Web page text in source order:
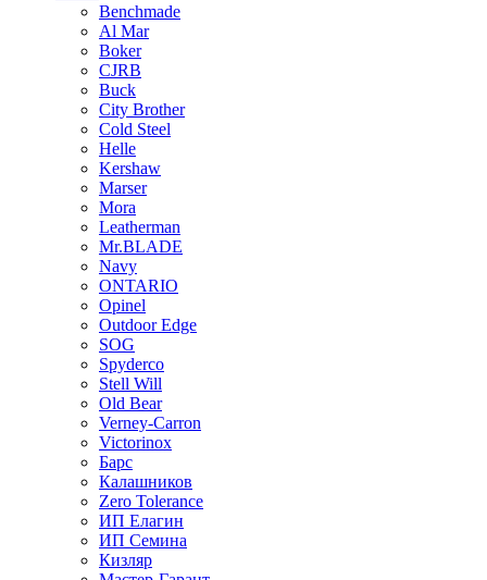
Benchmade
Al Mar
Boker
CJRB
Buck
City Brother
Cold Steel
Helle
Kershaw
Marser
Mora
Leatherman
Mr.BLADE
Navy
ONTARIO
Opinel
Outdoor Edge
SOG
Spyderco
Stell Will
Old Bear
Verney-Carron
Victorinox
Барс
Калашников
Zero Tolerance
ИП Елагин
ИП Семина
Кизляр